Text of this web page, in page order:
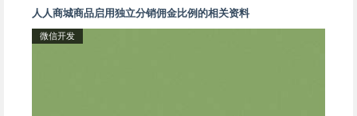
人人商城商品启用独立分销佣金比例的相关资料
微信开发